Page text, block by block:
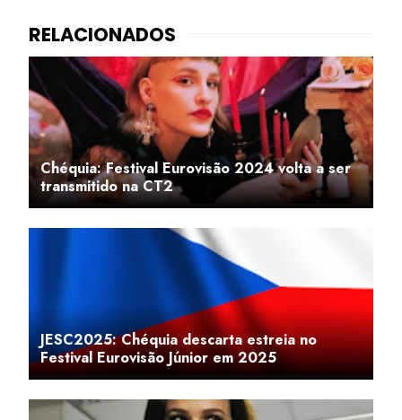
Chéquia: Festival Eurovisão 2024 volta a ser
transmitido na CT2
JESC2025: Chéquia descarta estreia no
Festival Eurovisão Júnior em 2025